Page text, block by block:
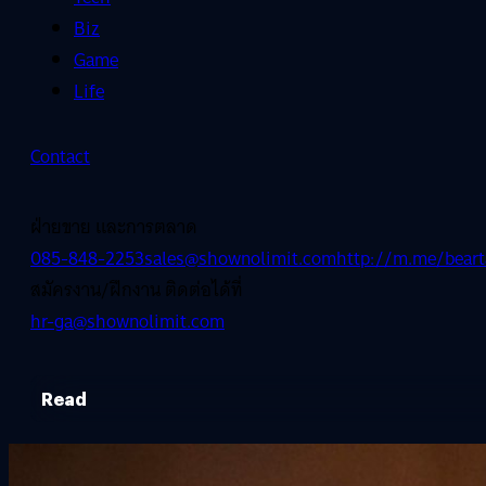
Biz
Game
Life
Contact
ฝ่ายขาย และการตลาด
085-848-2253sales@shownolimit.comhttp://m.me/
สมัครงาน/ฝึกงาน ติดต่อได้ที่
hr-ga@shownolimit.com
Read